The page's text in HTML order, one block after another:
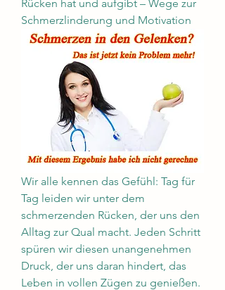
Rücken hat und aufgibt – Wege zur
Schmerzlinderung und Motivation
Wir alle kennen das Gefühl: Tag für
Tag leiden wir unter dem
schmerzenden Rücken, der uns den
Alltag zur Qual macht. Jeden Schritt
spüren wir diesen unangenehmen
Druck, der uns daran hindert, das
Leben in vollen Zügen zu genießen.